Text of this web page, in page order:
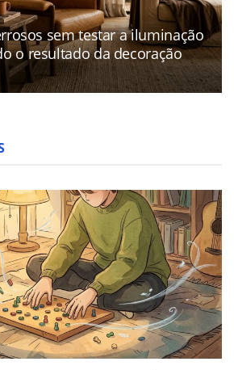
sem testar a iluminação
o resultado da decoração